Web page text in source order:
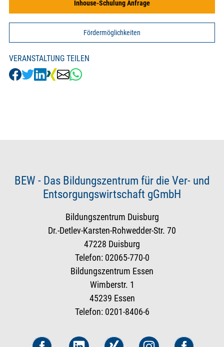
Inhouse-Schulung Anfrage
Fördermöglichkeiten
VERANSTALTUNG TEILEN
BEW - Das Bildungszentrum für die Ver- und
Entsorgungswirtschaft gGmbH
Bildungszentrum Duisburg
Dr.-Detlev-Karsten-Rohwedder-Str. 70
47228 Duisburg
Telefon: 02065-770-0
Bildungszentrum Essen
Wimberstr. 1
45239 Essen
Telefon: 0201-8406-6